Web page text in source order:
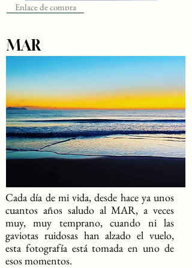
Enlace de compra
MAR
Cada día de mi vida, desde hace ya unos
cuantos años saludo al MAR, a veces
muy, muy temprano, cuando ni las
gaviotas ruidosas han alzado el vuelo,
esta fotografía está tomada en uno de
esos momentos.